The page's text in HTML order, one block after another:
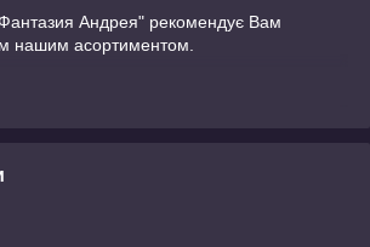
Андрея" рекомендує Вам
нашим асортиментом.